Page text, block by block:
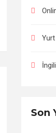
Yurt
Son